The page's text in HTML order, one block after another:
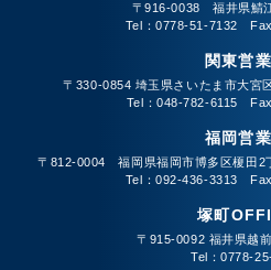
〒916-0038 福井県鯖
Tel：0778-51-7132
関東営
〒330-0854 埼玉県さいたま市大宮
Tel：048-782-6115
福岡営
〒812-0004 福岡県福岡市博多区榎田
Tel：092-436-3313
塚町
〒915-0092 福井県越
Tel：0778-